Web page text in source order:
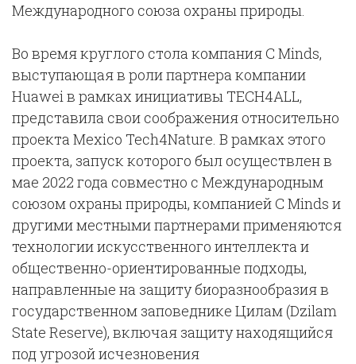
Международного союза охраны природы.
Во время круглого стола компания C Minds,
выступающая в роли партнера компании
Huawei в рамках инициативы TECH4ALL,
представила свои соображения относительно
проекта Mexico Tech4Nature. В рамках этого
проекта, запуск которого был осуществлен в
мае 2022 года совместно с Международным
союзом охраны природы, компанией C Minds и
другими местными партнерами применяются
технологии искусственного интеллекта и
общественно-ориентированные подходы,
направленные на защиту биоразнообразия в
государственном заповеднике Цилам (Dzilam
State Reserve), включая защиту находящийся
под угрозой исчезновения